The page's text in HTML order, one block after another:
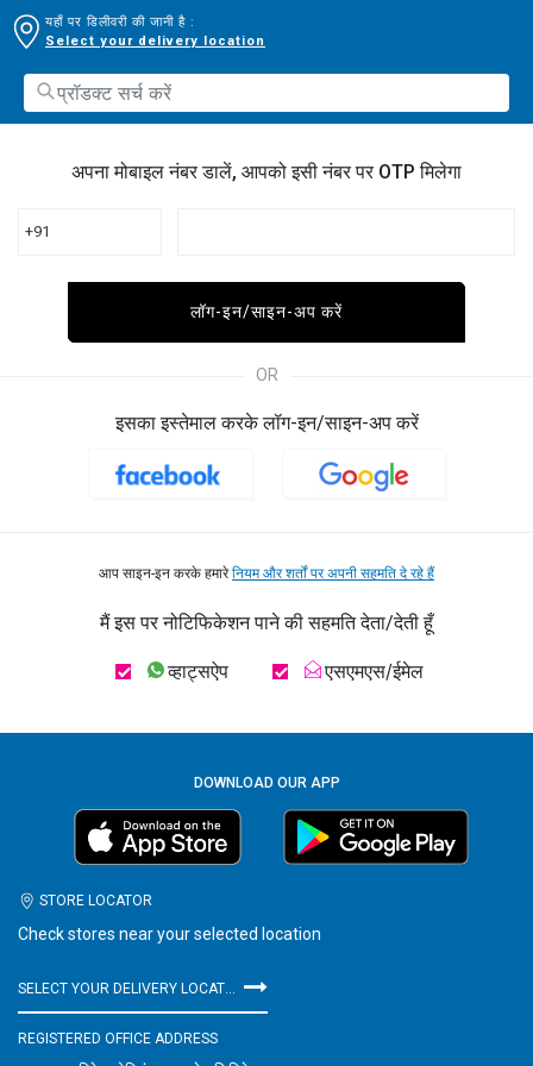
यहाँ पर डिलीवरी की जानी है :
Select your delivery location
अपना मोबाइल नंबर डालें, आपको इसी नंबर पर OTP मिलेगा
+91
लॉग-इन/साइन-अप करें
OR
इसका इस्तेमाल करके लॉग-इन/साइन-अप करें
आप साइन-इन करके हमारेनियम और शर्तों पर अपनी सहमति दे रहे हैं
मैं इस पर नोटिफिकेशन पाने की सहमति देता/देती हूँ
व्हाट्सऐप एसएमएस/ईमेल
DOWNLOAD OUR APP
STORE LOCATOR
Check stores near your selected location
SELECT YOUR DELIVERY LOCATION
REGISTERED OFFICE ADDRESS